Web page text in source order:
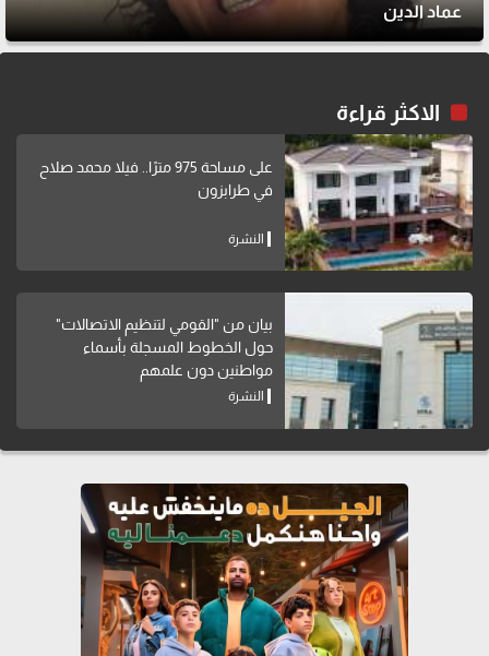
عماد الدين
الاكثر قراءة
على مساحة 975 مترًا.. فيلا محمد صلاح
في طرابزون
النشرة
بيان من "القومي لتنظيم الاتصالات"
حول الخطوط المسجلة بأسماء
مواطنين دون علمهم
النشرة